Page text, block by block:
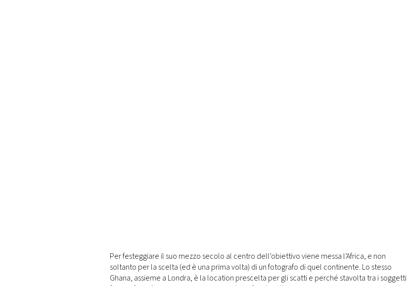
Per festeggiare il suo mezzo secolo al centro dell’obiettivo viene messa l’Africa, e non
soltanto per la scelta (ed è una prima volta) di un fotografo di quel continente. Lo stesso
Ghana, assieme a Londra, è la location prescelta per gli scatti e perché stavolta tra i soggetti